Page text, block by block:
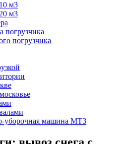
м3
м3
погрузчика
погрузчика
уборочная машина МТЗ